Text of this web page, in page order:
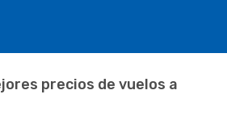
precios de vuelos a